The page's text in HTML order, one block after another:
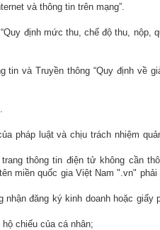
và thông tin trên mạng”.
định mức thu, chế độ thu, nộp,
tin và Truyền thông “Quy định về
pháp luật và chịu trách nhiệm
thông tin điện tử không cần
miền quốc gia Việt Nam ".vn"
đăng ký kinh doanh hoặc giấy
chiếu của cá nhân;